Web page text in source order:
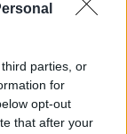
parties, or
for
opt-out
that after your